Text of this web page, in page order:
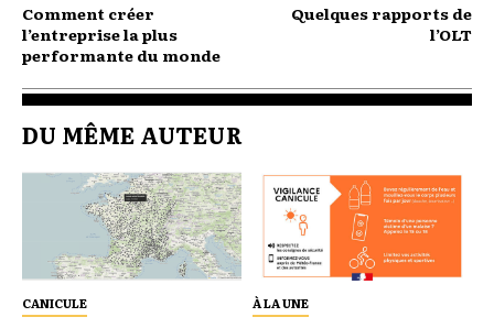
Comment créer
l’entreprise la plus
performante du monde
Quelques rapports de
l’OLT
DU MÊME AUTEUR
CANICULE À LA UNE